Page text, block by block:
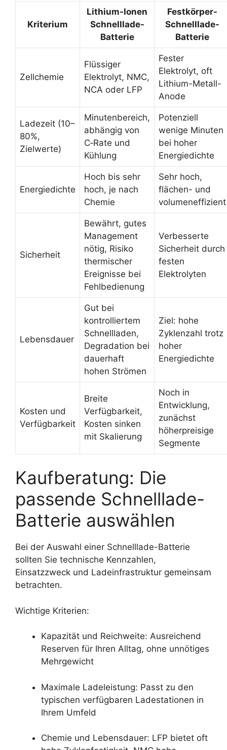
Kriterium
Lithium-Ionen
Schnelllade-
Batterie
Festkörper-
Schnelllade-
Batterie
Zellchemie
Flüssiger
Elektrolyt, NMC,
NCA oder LFP
Fester
Elektrolyt, oft
Lithium-Metall-
Anode
Ladezeit (10–
80%,
Zielwerte)
Minutenbereich,
abhängig von
C‑Rate und
Kühlung
Potenziell
wenige Minuten
bei hoher
Energiedichte
Energiedichte
Hoch bis sehr
hoch, je nach
Chemie
Sehr hoch,
flächen- und
volumeneffizient
Sicherheit
Bewährt, gutes
Management
nötig, Risiko
thermischer
Ereignisse bei
Fehlbedienung
Verbesserte
Sicherheit durch
festen
Elektrolyten
Lebensdauer
Gut bei
kontrolliertem
Schnellladen,
Degradation bei
dauerhaft
hohen Strömen
Ziel: hohe
Zyklenzahl trotz
hoher
Energiedichte
Kosten und
Verfügbarkeit
Breite
Verfügbarkeit,
Kosten sinken
mit Skalierung
Noch in
Entwicklung,
zunächst
höherpreisige
Segmente
Kaufberatung: Die
passende Schnelllade-
Batterie auswählen
Bei der Auswahl einer Schnelllade-Batterie
sollten Sie technische Kennzahlen,
Einsatzzweck und Ladeinfrastruktur gemeinsam
betrachten.
Wichtige Kriterien:
Kapazität und Reichweite: Ausreichend
Reserven für Ihren Alltag, ohne unnötiges
Mehrgewicht
Maximale Ladeleistung: Passt zu den
typischen verfügbaren Ladestationen in
Ihrem Umfeld
Chemie und Lebensdauer: LFP bietet oft